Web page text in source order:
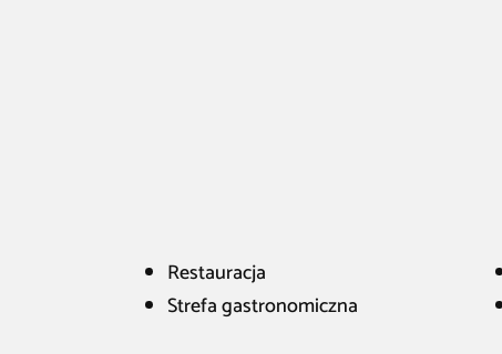
Restauracja
Strefa gastronomiczna